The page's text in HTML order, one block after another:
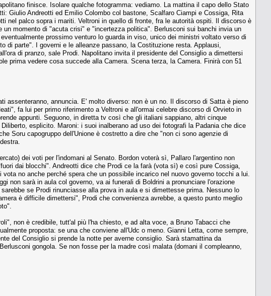
finisce. Isolare qualche fotogramma: vediamo. La mattina il capo dello Stato
Giulio Andreotti ed Emilio Colombo col bastone, Scalfaro Ciampi e Cossiga, Rita
nel palco sopra i mariti. Veltroni in quello di fronte, fra le autorità ospiti. Il discorso è
momento di "acuta crisi" e "incertezza politica". Berlusconi sui banchi invia un
prossimo venturo lo guarda in viso, unico dei ministri voltato verso di
parte". I governi e le alleanze passano, la Costituzione resta. Applausi,
di pranzo, sale Prodi. Napolitano invita il presidente del Consiglio a dimettersi
prima vedere cosa succede alla Camera. Scena terza, la Camera. Finirà con 51
assenteranno, annuncia. E' molto diverso: non è un no. Il discorso di Satta è pieno
fa lui per primo riferimento a Veltroni e all'ormai celebre discorso di Orvieto in
appunti. Seguono, in diretta tv così che gli italiani sappiano, altri cinque
esplicito. Maroni: i suoi inalberano ad uso dei fotografi la Padania che dice
Soru capogruppo dell'Unione è costretto a dire che "non ci sono agenzie di
dei voti per l'indomani al Senato. Bordon voterà sì, Pallaro l'argentino non
dai blocchi". Andreotti dice che Prodi ce la farà (vota sì) e così pure Cossiga,
no anche perché spera che un possibile incarico nel nuovo governo tocchi a lui.
non sarà in aula col governo, va ai funerali di Boldrini a pronunciare l'orazione
se Prodi rinunciasse alla prova in aula e si dimettesse prima. Nessuno lo
è difficile dimettersi", Prodi che convenienza avrebbe, a questo punto meglio
non è credibile, tutt'al più l'ha chiesto, e ad alta voce, a Bruno Tabacci che
proposta: se una che conviene all'Udc o meno. Gianni Letta, come sempre,
del Consiglio si prende la notte per averne consiglio. Sarà stamattina da
gongola. Se non fosse per la madre così malata (domani il compleanno,